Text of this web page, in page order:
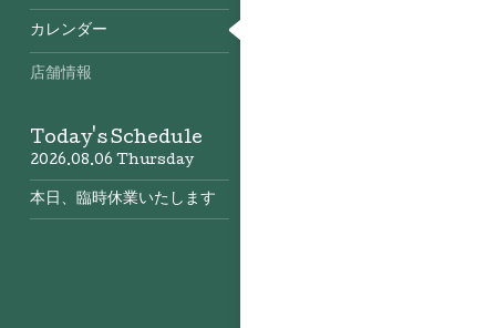
カレンダー
店舗情報
Today's Schedule
2026.08.06 Thursday
本日、臨時休業いたします